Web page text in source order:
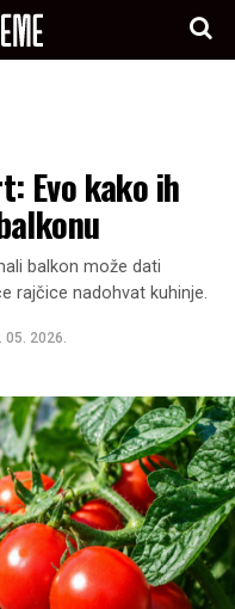
Evo kako ih
balkon može dati
rajčice nadohvat kuhinje.
05. 2026.